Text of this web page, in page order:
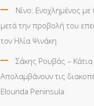
Νίνο: Ενοχλημένος με
μετά την προβολή του
τον Ηλία Ψινάκη
Σάκης Ρουβάς –
Απολαμβάνουν τις
Elounda Peninsula